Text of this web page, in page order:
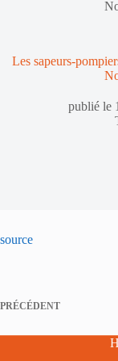
Les sapeurs-
publié le
source
PRÉCÉDENT